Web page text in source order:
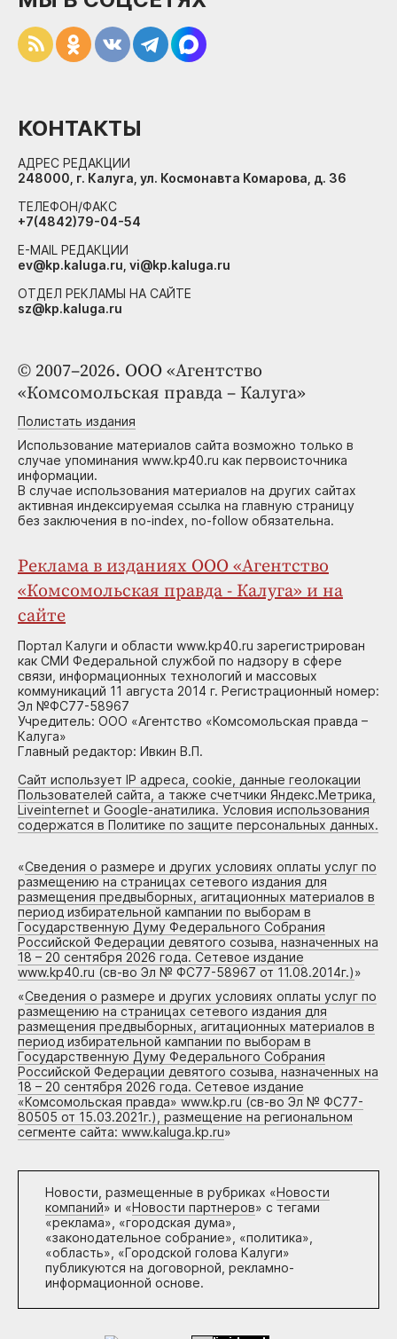
© 2007–2026. ООО «Агентство
«Комсомольская правда – Калуга»
Полистать издания
Использование материалов сайта возможно только в
случае упоминания www.kp40.ru как первоисточника
информации.
В случае использования материалов на других сайтах
активная индексируемая ссылка на главную страницу
без заключения в no-index, no-follow обязательна.
Реклама в изданиях ООО «Агентство
«Комсомольская правда - Калуга» и на
сайте
Портал Калуги и области www.kp40.ru зарегистрирован
как СМИ Федеральной службой по надзору в сфере
связи, информационных технологий и массовых
коммуникаций 11 августа 2014 г. Регистрационный номер:
Эл №ФС77-58967
Учредитель: ООО «Агентство «Комсомольская правда –
Калуга»
Главный редактор: Ивкин В.П.
Сайт использует IP адреса, cookie, данные геолокации
Пользователей сайта, а также счетчики Яндекс.Метрика,
Liveinternet и Google-анатилика. Условия использования
содержатся в Политике по защите персональных данных.
«Сведения о размере и других условиях оплаты услуг по
размещению на страницах сетевого издания для
размещения предвыборных, агитационных материалов в
период избирательной кампании по выборам в
Государственную Думу Федерального Собрания
Российской Федерации девятого созыва, назначенных на
18 – 20 сентября 2026 года. Сетевое издание
www.kp40.ru (св-во Эл № ФС77-58967 от 11.08.2014г.)»
«Сведения о размере и других условиях оплаты услуг по
размещению на страницах сетевого издания для
размещения предвыборных, агитационных материалов в
период избирательной кампании по выборам в
Государственную Думу Федерального Собрания
Российской Федерации девятого созыва, назначенных на
18 – 20 сентября 2026 года. Сетевое издание
«Комсомольская правда» www.kp.ru (св-во Эл № ФС77-
80505 от 15.03.2021г.), размещение на региональном
сегменте сайта: www.kaluga.kp.ru»
Новости, размещенные в рубриках «Новости
компаний» и «Новости партнеров» с тегами
«реклама», «городская дума»,
«законодательное собрание», «политика»,
«область», «Городской голова Калуги»
публикуются на договорной, рекламно-
информационной основе.
КОНТАКТЫ
АДРЕС РЕДАКЦИИ
248000, г. Калуга, ул. Космонавта Комарова, д. 36
ТЕЛЕФОН/ФАКС
+7(4842)79-04-54
E-MAIL РЕДАКЦИИ
ev@kp.kaluga.ru, vi@kp.kaluga.ru
ОТДЕЛ РЕКЛАМЫ НА САЙТЕ
sz@kp.kaluga.ru